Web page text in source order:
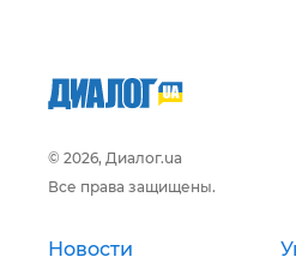
© 2026, Диалог.ua
Все права защищены.
Новости